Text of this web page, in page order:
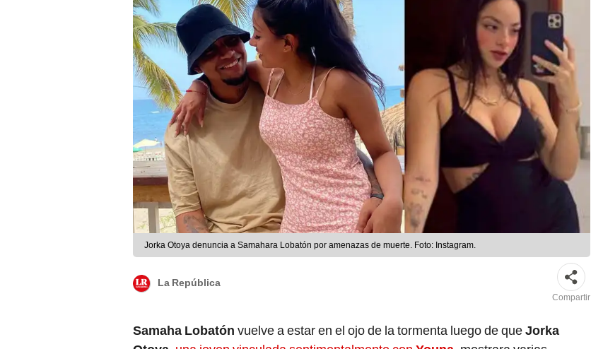
Jorka Otoya denuncia a Samahara Lobatón por amenazas de muerte. Foto: Instagram.
La República
Compartir
Samaha Lobatón vuelve a estar en el ojo de la tormenta luego de queJorka